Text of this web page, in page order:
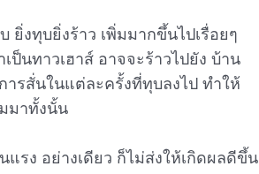
ยิ่งทุบยิ่งร้าว เพิ่มมากขึ้นไปเรื่อยๆ
ป็นทาวเฮาส์ อาจจะร้าวไปยัง บ้าน
ารสั่นในแต่ละครั้งที่ทุบลงไป ทำให้
มาทั้งนั้น
แรง อย่างเดียว ก็ไม่ส่งให้เกิดผลดีขึ้น